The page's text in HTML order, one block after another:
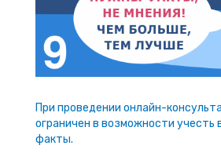
При проведении онлайн-
ограничен в возможности учесть
факты.